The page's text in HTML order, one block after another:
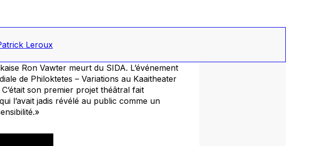
Leroux
Ron Vawter meurt du SIDA. L’événement
de Philoktetes – Variations au Kaaitheater
son premier projet théâtral fait
l’avait jadis révélé au public comme un